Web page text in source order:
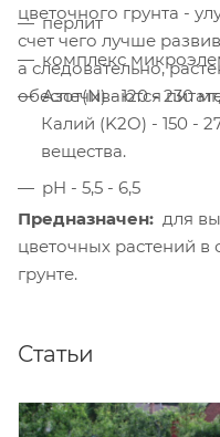
цветочного грунта -
счет чего лучше
а следовательно,
обеспечиваются
перлит
комплекс
Азот(N) - 120 - 230
Калий (K2O) - 150 -
вещества.
pH - 5,5 - 6,5
Предназначен: для
цветочных растений
грунте.
Статьи